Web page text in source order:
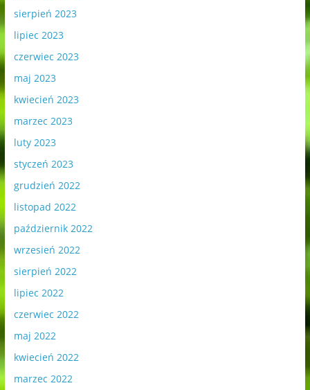
sierpień 2023
lipiec 2023
czerwiec 2023
maj 2023
kwiecień 2023
marzec 2023
luty 2023
styczeń 2023
grudzień 2022
listopad 2022
październik 2022
wrzesień 2022
sierpień 2022
lipiec 2022
czerwiec 2022
maj 2022
kwiecień 2022
marzec 2022